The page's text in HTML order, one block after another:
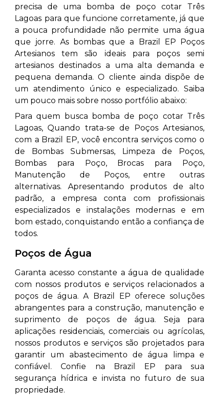
precisa de uma bomba de poço cotar Três
Lagoas para que funcione corretamente, já que
a pouca profundidade não permite uma água
que jorre. As bombas que a Brazil EP Poços
Artesianos tem são ideais para poços semi
artesianos destinados a uma alta demanda e
pequena demanda. O cliente ainda dispõe de
um atendimento único e especializado. Saiba
um pouco mais sobre nosso portfólio abaixo:
Para quem busca bomba de poço cotar Três
Lagoas, Quando trata-se de Poços Artesianos,
com a Brazil EP, você encontra serviços como o
de Bombas Submersas, Limpeza de Poços,
Bombas para Poço, Brocas para Poço,
Manutenção de Poços, entre outras
alternativas. Apresentando produtos de alto
padrão, a empresa conta com profissionais
especializados e instalações modernas e em
bom estado, conquistando então a confiança de
todos.
Poços de Água
Garanta acesso constante a água de qualidade
com nossos produtos e serviços relacionados a
poços de água. A Brazil EP oferece soluções
abrangentes para a construção, manutenção e
suprimento de poços de água. Seja para
aplicações residenciais, comerciais ou agrícolas,
nossos produtos e serviços são projetados para
garantir um abastecimento de água limpa e
confiável. Confie na Brazil EP para sua
segurança hídrica e invista no futuro de sua
propriedade.